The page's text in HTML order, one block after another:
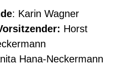
: Karin Wagner
Horst
Hana-Neckermann